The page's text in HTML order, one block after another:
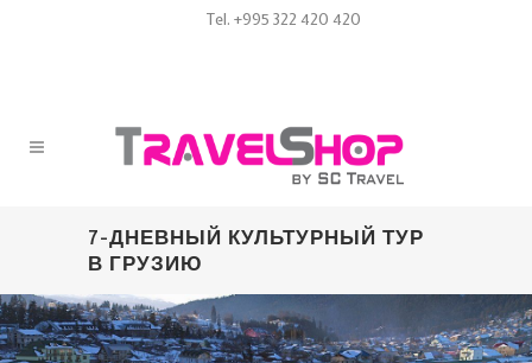
Tel. +995 322 420 420
7-ДНЕВНЫЙ КУЛЬТУРНЫЙ ТУР
В ГРУЗИЮ